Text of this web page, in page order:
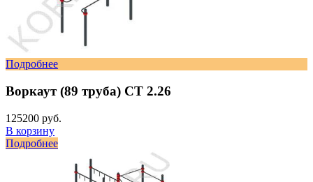
Подробнее
Воркаут (89 труба) СТ 2.26
125200 руб.
В корзину
Подробнее